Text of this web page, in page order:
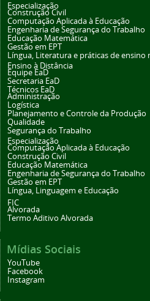
Especialização
Construção Civil
Computação Aplicada à Educação
Engenharia de Segurança do Trabalho
Educação Matemática
Gestão em EPT
Língua, Literatura e práticas de ensino
Ensino à Distância
Equipe EaD
Secretaria EaD
Técnicos EaD
Administração
Logística
Planejamento e Controle da Produção
Qualidade
Segurança do Trabalho
Especialização
Computação Aplicada à Educação
Construção Civil
Educação Matemática
Engenharia de Segurança do Trabalho
Gestão em EPT
Língua, Linguagem e Educação
FIC
Alvorada
Termo Aditivo Alvorada
Mídias Sociais
YouTube
Facebook
Instagram